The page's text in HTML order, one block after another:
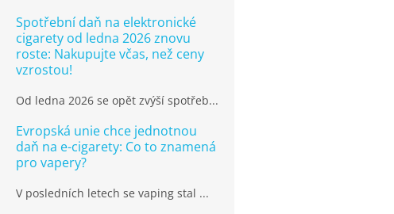
Spotřební daň na elektronické
cigarety od ledna 2026 znovu
roste: Nakupujte včas, než ceny
vzrostou!
Od ledna 2026 se opět zvýší spotřeb...
Evropská unie chce jednotnou
daň na e-cigarety: Co to znamená
pro vapery?
V posledních letech se vaping stal ...